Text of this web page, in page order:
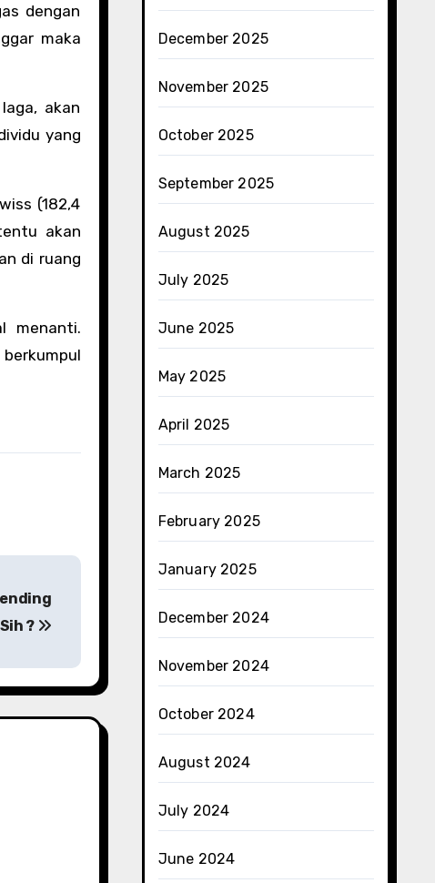
dengan
maka
akan
yang
(182,4
akan
di ruang
menanti.
?
December 2025
November 2025
October 2025
September 2025
August 2025
July 2025
June 2025
May 2025
April 2025
March 2025
February 2025
January 2025
December 2024
November 2024
October 2024
August 2024
July 2024
June 2024